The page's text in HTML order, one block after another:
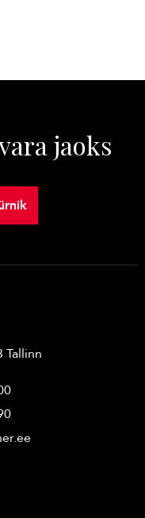
jaoks
Tallinn